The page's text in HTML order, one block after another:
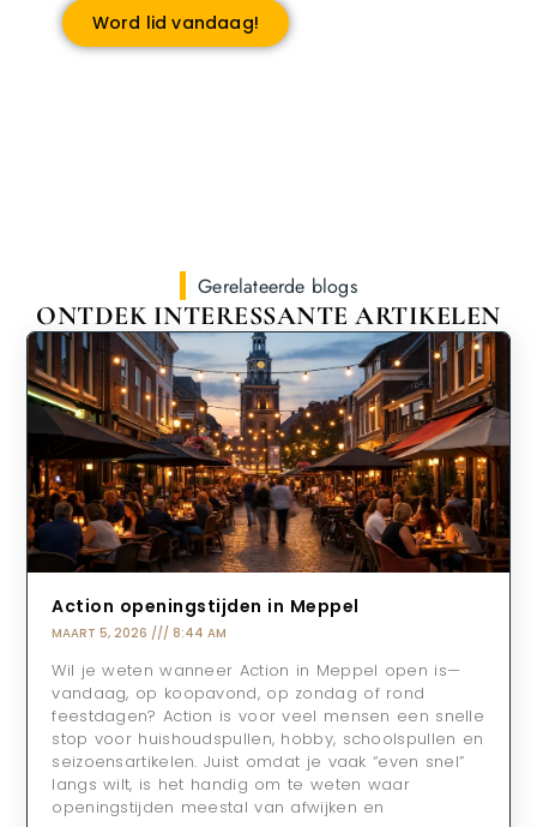
Word lid vandaag!
Gerelateerde blogs
ONTDEK INTERESSANTE ARTIKELEN
Action openingstijden in Meppel
MAART 5, 2026 8:44 AM
Wil je weten wanneer Action in Meppel open is—
vandaag, op koopavond, op zondag of rond
feestdagen? Action is voor veel mensen een snelle
stop voor huishoudspullen, hobby, schoolspullen en
seizoensartikelen. Juist omdat je vaak “even snel”
langs wilt, is het handig om te weten waar
openingstijden meestal van afwijken en